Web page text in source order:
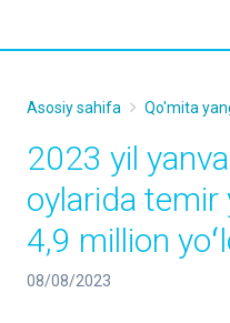
Asosiy sahifa Qo'mita
2023 yil
oylarida temir
4,9 million
08/08/2023